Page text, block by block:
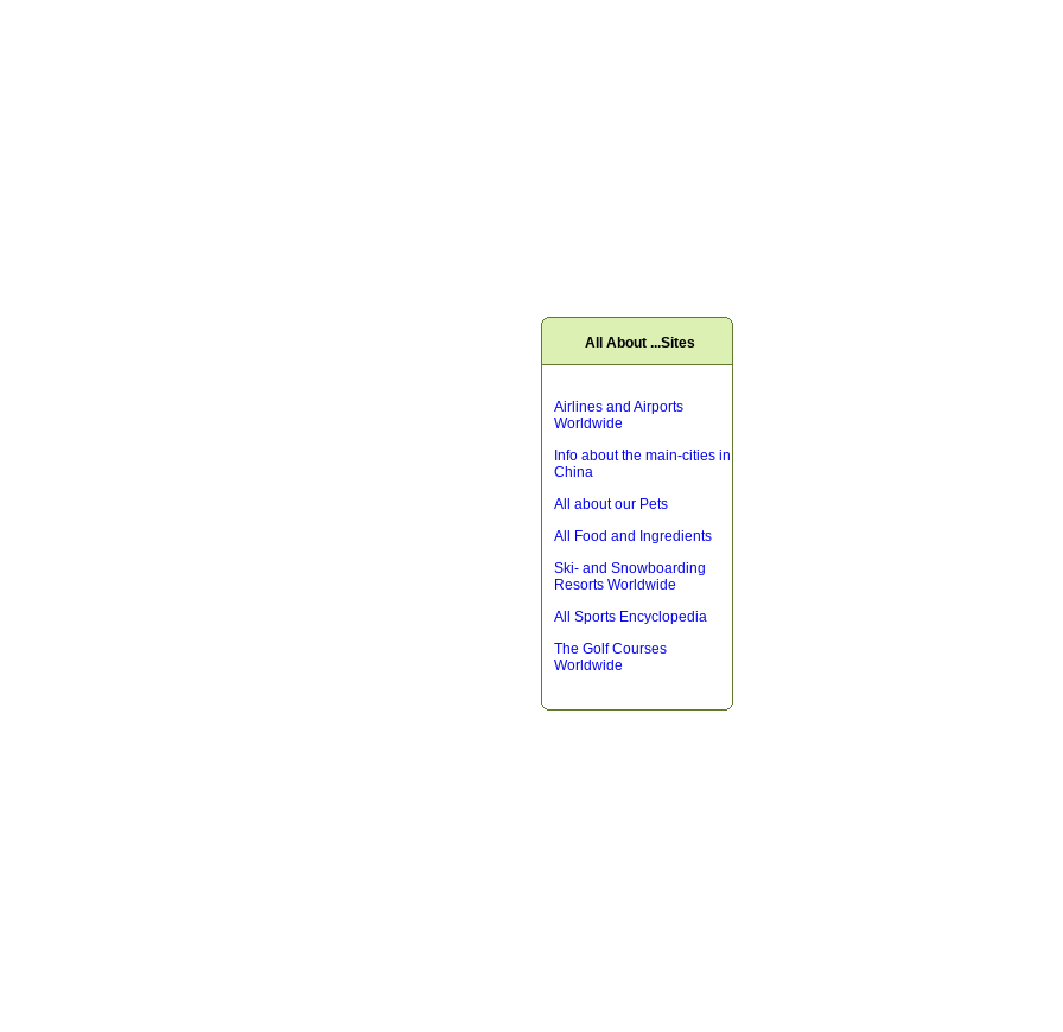
All About ...Sites
Airlines and Airports
Worldwide
Info about the main-cities in
China
All about our Pets
All Food and Ingredients
Ski- and Snowboarding
Resorts Worldwide
All Sports Encyclopedia
The Golf Courses
Worldwide